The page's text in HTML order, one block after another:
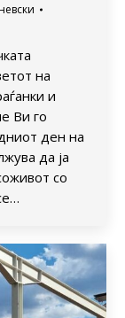
на
и
Ви го
ден на
да ја
со